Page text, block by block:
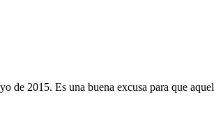
de 2015. Es una buena excusa para que